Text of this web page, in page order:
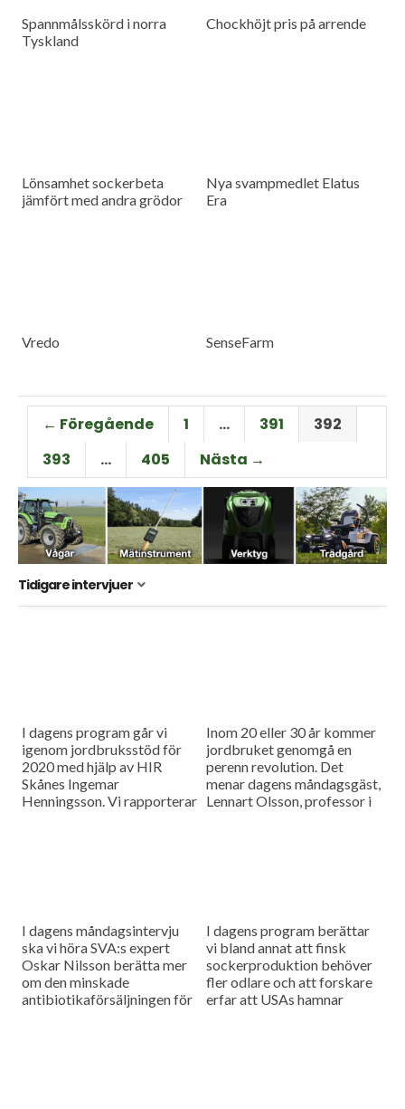
Spannmålsskörd i norra
Tyskland
Chockhöjt pris på arrende
Lönsamhet sockerbeta
jämfört med andra grödor
Nya svampmedlet Elatus
Era
Vredo SenseFarm
← Föregående 1 … 391
392
393
… 405 Nästa →
Tidigare intervjuer
I dagens program går vi
igenom jordbruksstöd för
2020 med hjälp av HIR
Skånes Ingemar
Henningsson. Vi rapporterar
Inom 20 eller 30 år kommer
jordbruket genomgå en
perenn revolution. Det
menar dagens måndagsgäst,
Lennart Olsson, professor i
I dagens måndagsintervju
ska vi höra SVA:s expert
Oskar Nilsson berätta mer
om den minskade
antibiotikaförsäljningen för
I dagens program berättar
vi bland annat att finsk
sockerproduktion behöver
fler odlare och att forskare
erfar att USAs hamnar